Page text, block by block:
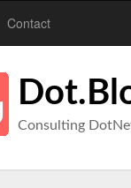
Contact
Consulting